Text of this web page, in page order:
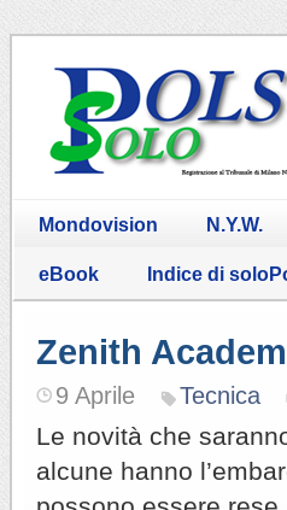
Mondovision N.Y.W.
eBook Indice di
Zenith
9 Aprile Tecnica
Le novità che
alcune hanno